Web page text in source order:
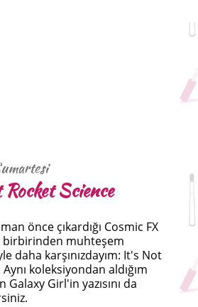
Science
önce çıkardığı Cosmic FX
birbirinden muhteşem
daha karşınızdayım: It's Not
koleksiyondan aldığım
Girl'in yazısını da